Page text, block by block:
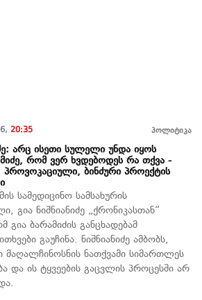
20:35 პოლიტიკა
არც ისეთი სულელი უნდა იყოს
რომ ვერ ხვდებოდეს რა თქვა -
ბინძური პროექტის
სამედიცინო სამსახურის
გია ნიშნიანიძე „ქრონიკასთან“
გია ბარამიძის განცხადებამ
გაუჩინა. ნიშნიანიძე ამბობს,
ნათქვამი სიმართლეს
და ის ტყვეების გაცვლის პროცესში არ